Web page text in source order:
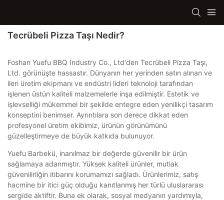
Tecrübeli Pizza Taşı Nedir?
Foshan Yuefu BBQ Industry Co., Ltd'den Tecrübeli Pizza Taşı,
Ltd. görünüşte hassastır. Dünyanın her yerinden satın alınan ve
ileri üretim ekipmanı ve endüstri lideri teknoloji tarafından
işlenen üstün kaliteli malzemelerle inşa edilmiştir. Estetik ve
işlevselliği mükemmel bir şekilde entegre eden yenilikçi tasarım
konseptini benimser. Ayrıntılara son derece dikkat eden
profesyonel üretim ekibimiz, ürünün görünümünü
güzelleştirmeye de büyük katkıda bulunuyor.
Yuefu Barbekü, inanılmaz bir değerde güvenilir bir ürün
sağlamaya adanmıştır. Yüksek kaliteli ürünler, mutlak
güvenilirliğin itibarını korumamızı sağladı. Ürünlerimiz, satış
hacmine bir itici güç olduğu kanıtlanmış her türlü uluslararası
sergide aktiftir. Buna ek olarak, sosyal medyanın yardımıyla,